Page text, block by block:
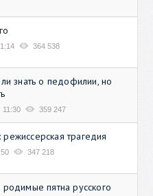
364 538
знать о педофилии, но
11:30 359 247
трагедия
347 218
пятна русского